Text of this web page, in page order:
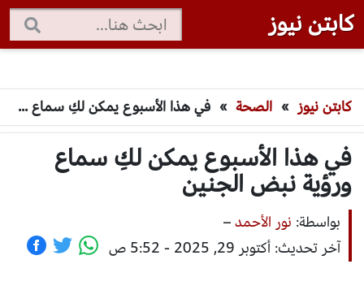
كابتن نيوز
كابتن نيوز » الصحة » في هذا الأسبوع يمكن لكِ سماع ورؤية نبض الجنين
في هذا الأسبوع يمكن لكِ سماع
ورؤية نبض الجنين
بواسطة: نور الأحمد–
آخر تحديث: أكتوبر 29, 2025 - 5:52 ص